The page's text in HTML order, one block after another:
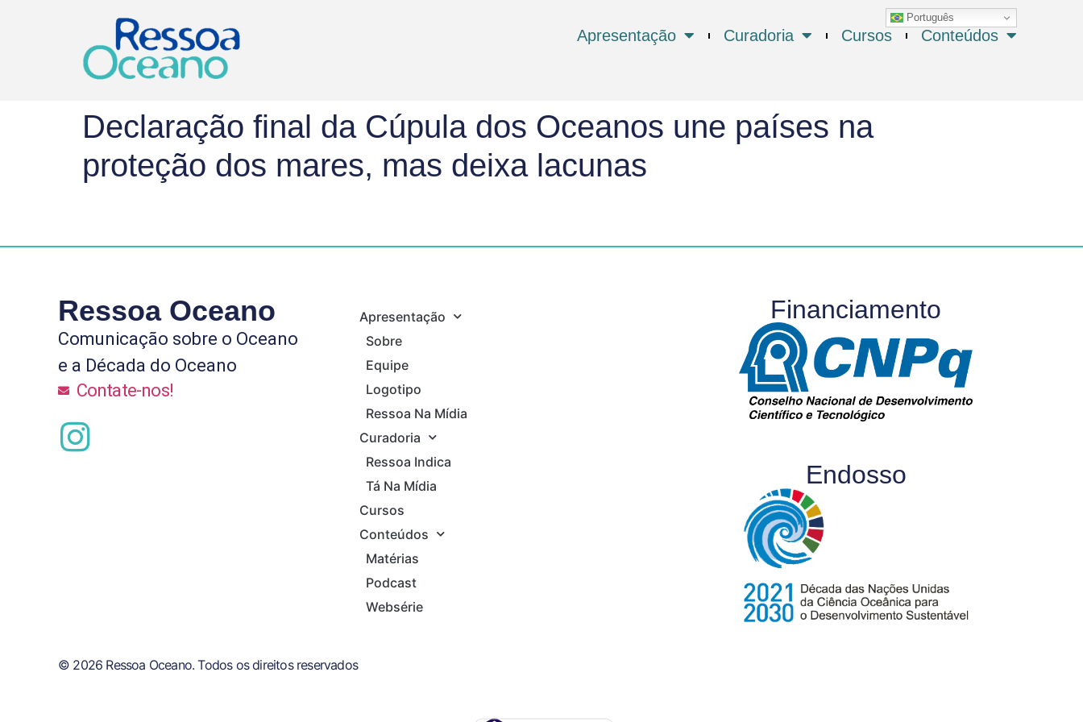
Português
Apresentação Curadoria Cursos Conteúdos
Declaração final da Cúpula dos Oceanos une países na
proteção dos mares, mas deixa lacunas
Ressoa Oceano
Comunicação sobre o Oceano
e a Década do Oceano
Contate-nos!
Apresentação
Sobre
Equipe
Logotipo
Ressoa Na Mídia
Curadoria
Ressoa Indica
Tá Na Mídia
Cursos
Conteúdos
Matérias
Podcast
Websérie
Financiamento
Endosso
© 2026 Ressoa Oceano. Todos os direitos reservados